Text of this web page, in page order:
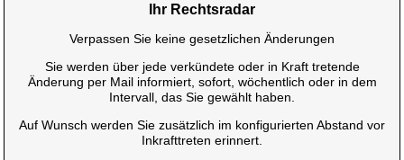
Ihr Rechtsradar
Verpassen Sie keine gesetzlichen Änderungen
Sie werden über jede verkündete oder in Kraft tretende
Änderung per Mail informiert, sofort, wöchentlich oder in dem
Intervall, das Sie gewählt haben.
Auf Wunsch werden Sie zusätzlich im konfigurierten Abstand vor
Inkrafttreten erinnert.